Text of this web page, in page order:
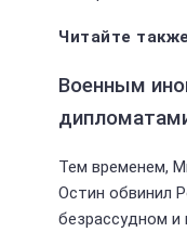
Военным
Тем временем,
Остин обвинил
безрассудном и